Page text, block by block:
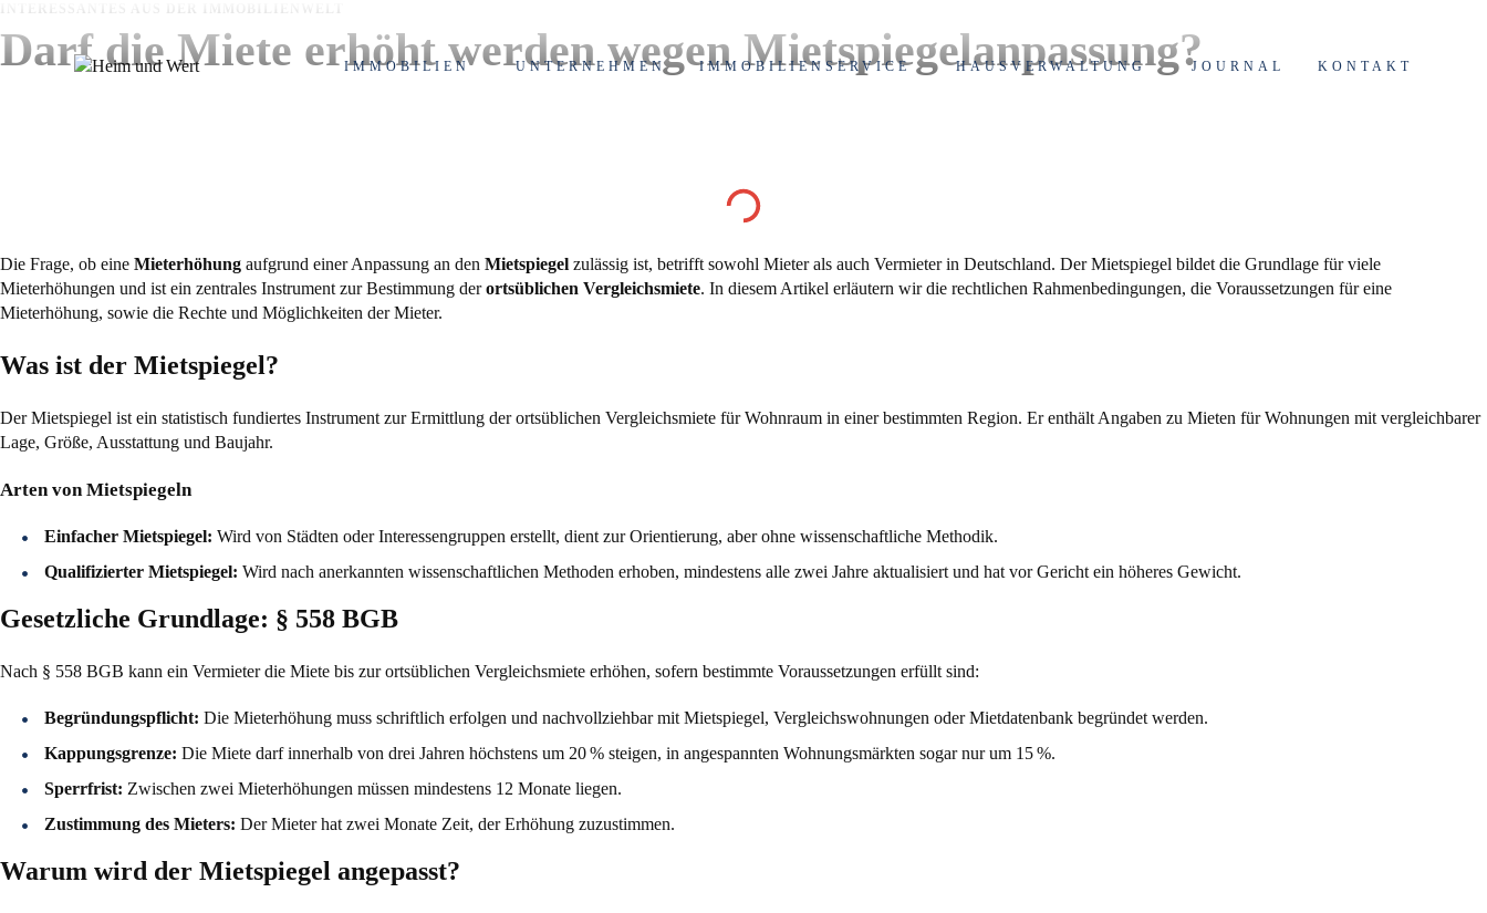
Zum
Inhalt
springen
IMMOBILIEN UNTERNEHMEN IMMOBILIENSERVICE HAUSVERWALTUNG JOURNAL KONTAKT
INTERESSANTES AUS DER IMMOBILIENWELT
Darf die Miete erhöht werden wegen Mietspiegelanpassung?
Die Frage, ob eine Mieterhöhung aufgrund einer Anpassung an den Mietspiegel zulässig ist, betrifft sowohl Mieter als auch Vermieter in Deutschland. Der Mietspiegel bildet die Grundlage für viele
Mieterhöhungen und ist ein zentrales Instrument zur Bestimmung derortsüblichen Vergleichsmiete. In diesem Artikel erläutern wir die rechtlichen Rahmenbedingungen, die Voraussetzungen für eine
Mieterhöhung, sowie die Rechte und Möglichkeiten der Mieter.
Was ist der Mietspiegel?
Der Mietspiegel ist ein statistisch fundiertes Instrument zur Ermittlung der ortsüblichen Vergleichsmiete für Wohnraum in einer bestimmten Region. Er enthält Angaben zu Mieten für Wohnungen mit vergleichbarer
Lage, Größe, Ausstattung und Baujahr.
Arten von Mietspiegeln
Einfacher Mietspiegel: Wird von Städten oder Interessengruppen erstellt, dient zur Orientierung, aber ohne wissenschaftliche Methodik.
Qualifizierter Mietspiegel: Wird nach anerkannten wissenschaftlichen Methoden erhoben, mindestens alle zwei Jahre aktualisiert und hat vor Gericht ein höheres Gewicht.
Gesetzliche Grundlage: § 558 BGB
Nach § 558 BGB kann ein Vermieter die Miete bis zur ortsüblichen Vergleichsmiete erhöhen, sofern bestimmte Voraussetzungen erfüllt sind:
Begründungspflicht: Die Mieterhöhung muss schriftlich erfolgen und nachvollziehbar mit Mietspiegel, Vergleichswohnungen oder Mietdatenbank begründet werden.
Kappungsgrenze: Die Miete darf innerhalb von drei Jahren höchstens um 20 % steigen, in angespannten Wohnungsmärkten sogar nur um 15 %.
Sperrfrist: Zwischen zwei Mieterhöhungen müssen mindestens 12 Monate liegen.
Zustimmung des Mieters: Der Mieter hat zwei Monate Zeit, der Erhöhung zuzustimmen.
Warum wird der Mietspiegel angepasst?